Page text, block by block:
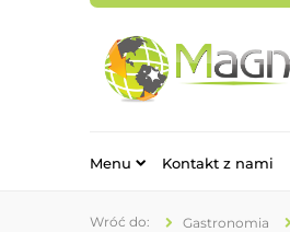
Menu Kontakt z nami
Gastronomia